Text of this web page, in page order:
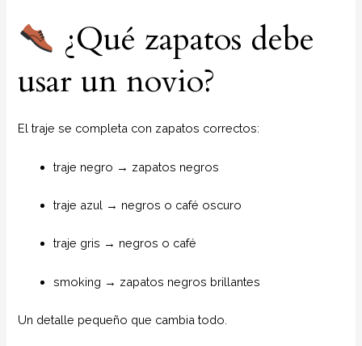
¿Qué zapatos debe
usar un novio?
El traje se completa con zapatos correctos:
traje negro → zapatos negros
traje azul → negros o café oscuro
traje gris → negros o café
smoking → zapatos negros brillantes
Un detalle pequeño que cambia todo.